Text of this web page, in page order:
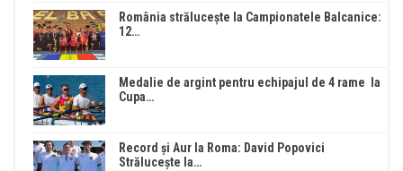
România strălucește la Campionatele Balcanice:
12…
Medalie de argint pentru echipajul de 4 rame la
Cupa…
Record și Aur la Roma: David Popovici
Strălucește la…